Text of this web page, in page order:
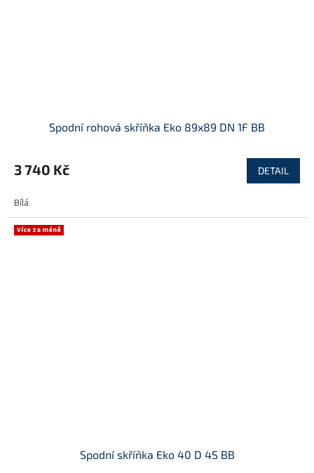
Spodní rohová skříňka Eko 89x89 DN 1F BB
3 740 Kč DETAIL
Bílá
Více za méně
Spodní skříňka Eko 40 D 4S BB